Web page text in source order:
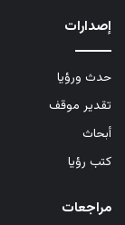
إصدارات
حدث ورؤيا
تقدير موقف
أبحاث
كتب رؤيا
مراجعات